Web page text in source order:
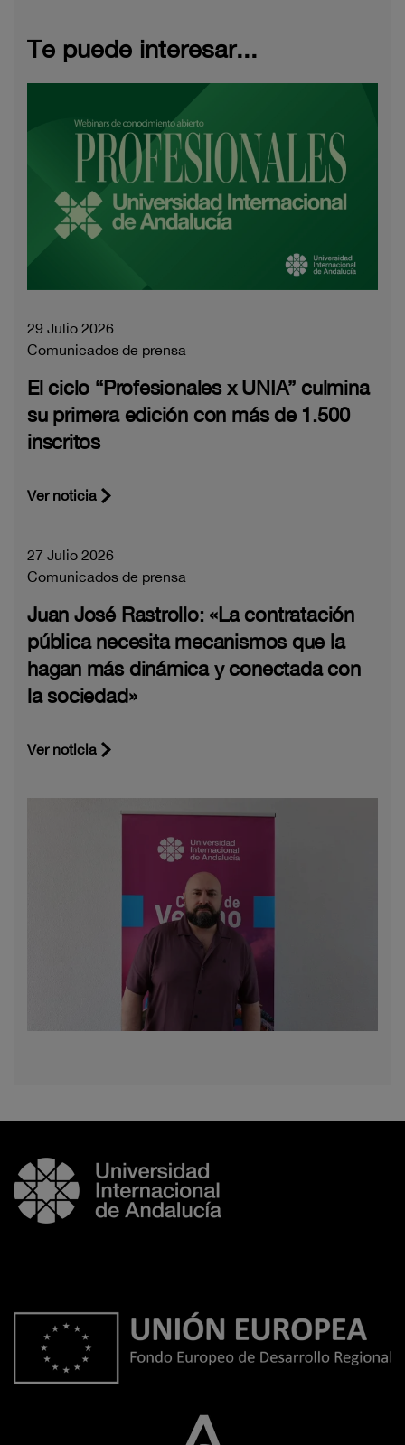
Te puede interesar...
29 Julio 2026
Comunicados de prensa
El ciclo “Profesionales x UNIA” culmina
su primera edición con más de 1.500
inscritos
Ver noticia
27 Julio 2026
Comunicados de prensa
Juan José Rastrollo: «La contratación
pública necesita mecanismos que la
hagan más dinámica y conectada con
la sociedad»
Ver noticia